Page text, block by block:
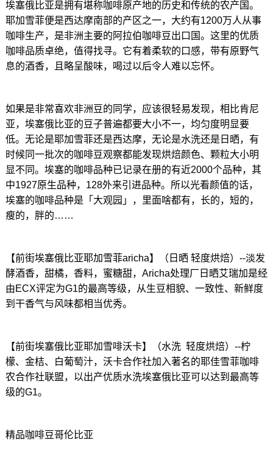
埃塞俄比亚是拥有堪称咖啡原产地的历史和传统的农产国。
耶加雪菲便是西达摩南部的产区之一，大约有1200万人从事
咖啡生产，是非洲主要的阿拉伯咖啡豆出口国。这里的优质
咖啡品质卓绝，值得找寻。它有着柔软的口感，带有原野气
息的酒香，且略呈酸味，喝过以后令人难以忘怀。
如果是非常喜欢非洲豆的同学，应该很轻易发现，相比肯尼
亚，埃塞俄比亚的豆子普遍都要大小不一，均匀度明显要
低。无论是耶加雪菲还是西达摩，无论是水洗还是日晒，有
时候同一批次的咖啡豆观察都能发现烘焙颜色、颗粒大小明
显不同。埃塞的咖啡品种已记录在册的有近2000个品种，其
中1927原生品种，128外来引进品种。所以光看颜值的话，
埃塞的咖啡品种是「大观园」，里面啥都有，长的，短的，
瘦的，胖的……
【前街埃塞俄比亚耶加雪菲aricha】（日晒 轻度烘焙）--淡发
酵酒香，甜橘，香料，蜜糖甜，Aricha处理厂日晒艾瑞加是经
由ECX评定为G1的最高等级，从生豆相貌、一致性、新鲜度
到干香气与风味都相当优秀。
【前街埃塞俄比亚耶加雪啡沃卡】（水洗 轻度烘焙）--柠
檬、金桔、白葡萄汁，沃卡合作社加入著名的耶佳雪菲咖啡
农合作社联盟，以出产优质水洗埃塞俄比亚可以达到最高等
级的G1。
精品咖啡豆哥伦比亚